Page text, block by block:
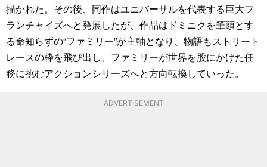
描かれた。その後、同作はユニバーサルを代表する巨大フ
ランチャイズへと発展したが、作品はドミニクを筆頭とす
る命知らずの“ファミリー”が主軸となり、物語もストリート
レースの枠を飛び出し、ファミリーが世界を股にかけた任
務に挑むアクションシリーズへと方向転換していった。
ADVERTISEMENT